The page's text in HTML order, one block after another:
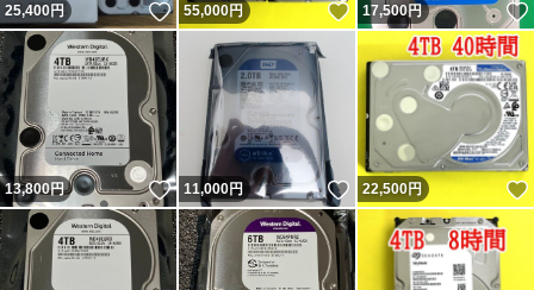
25,400円 いいね！
55,000円 いいね！
17,500円
13,800円 いいね！
11,000円 いいね！
22,500円